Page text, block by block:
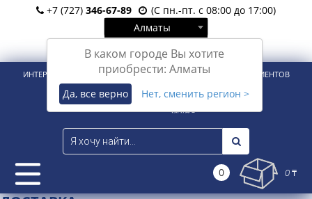
+7 (727) 346-67-89
(С пн.-пт. с 08:00 до 17:00)
Алматы
В каком городе Вы хотите
приобрести: Алматы
Да, все верно Нет, сменить регион >
Вход Регистрация
ИНТЕРНЕТ-МАГАЗИН ДЛЯ РОЗНИЧНЫХ И КОРПОРАТИВНЫХ КЛИЕНТОВ
0 0 ₸